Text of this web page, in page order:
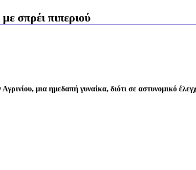
σπρέι πιπεριού
μια ημεδαπή γυναίκα, διότι σε αστυνομικό